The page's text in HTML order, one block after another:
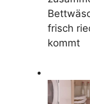
frisch
kommt